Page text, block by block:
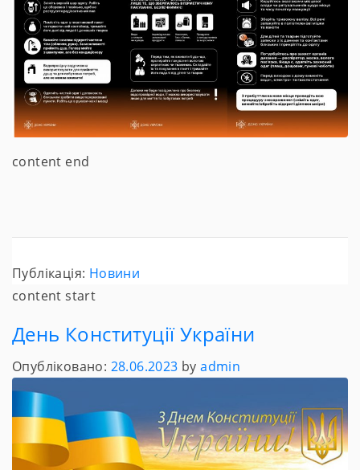
content end
Публікація: Новини
content start
День Конституції України
Опубліковано: 28.06.2023 byadmin